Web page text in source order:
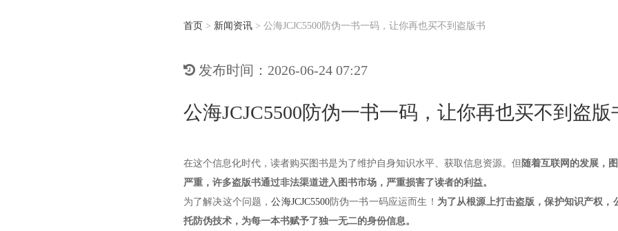
首页 > 新闻资讯 > 公海JCJC5500防伪一书一码，让你再也买不到盗版书
发布时间：2026-06-24 07:27
公海JCJC5500防伪一书一码，让你再也买不到盗版
在这个信息化时代，读者购买图书是为了维护自身知识水平、获取信息资源。但 随着互联网的发展，
严重，许多盗版书通过非法渠道进入图书市场，严重损害了读者的利益。
为了解决这个问题，公海JCJC5500防伪一书一码应运而生！ 为了从根源上打击盗版，保护知识产权，
托防伪技术，为每一本书赋予了独一无二的身份信息。